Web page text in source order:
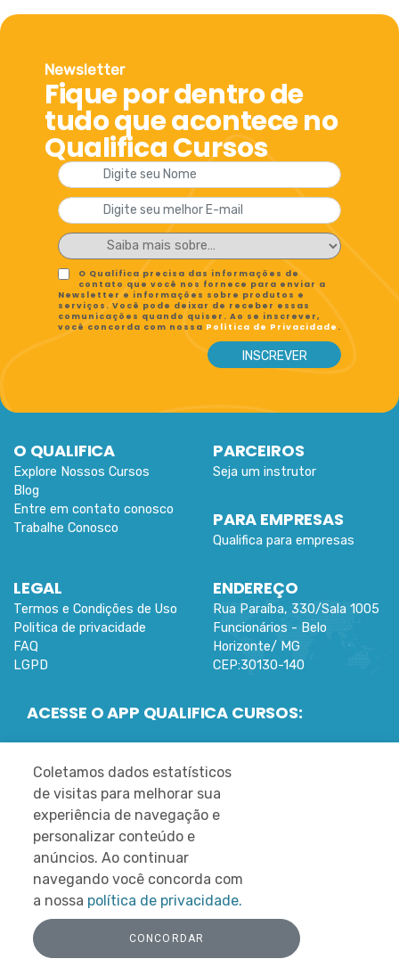
Newsletter
Fique por dentro de
tudo que acontece no
Qualifica Cursos
O Qualifica precisa das informações de
contato que você nos fornece para enviar a
Newsletter e informações sobre produtos e
serviços. Você pode deixar de receber essas
comunicações quando quiser. Ao se inscrever,
você concorda com nossa Política de Privacidade .
O QUALIFICA
Explore Nossos Cursos
Blog
Entre em contato conosco
Trabalhe Conosco
PARCEIROS
Seja um instrutor
PARA EMPRESAS
Qualifica para empresas
LEGAL
Termos e Condições de Uso
Politica de privacidade
FAQ
LGPD
ENDEREÇO
Rua Paraíba, 330/Sala 1005
Funcionários - Belo
Horizonte/ MG
CEP:30130-140
ACESSE O APP QUALIFICA CURSOS:
©2022 DESENVOLVIDO PELA MLEARN
REDES SOCIAIS
Coletamos dados estatísticos
de visitas para melhorar sua
experiência de navegação e
personalizar conteúdo e
anúncios. Ao continuar
navegando você concorda com
a nossa política de privacidade.
CONCORDAR